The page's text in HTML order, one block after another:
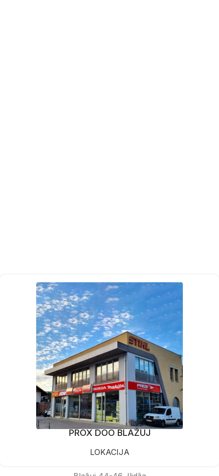
PROX DOO BLAŽUJ
LOKACIJA